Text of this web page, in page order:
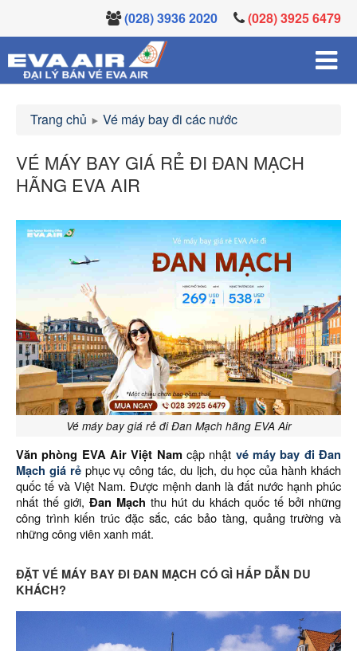
(028) 3936 2020 (028) 3925 6479
Trang chủ Vé máy bay đi các nước
VÉ MÁY BAY GIÁ RẺ ĐI ĐAN MẠCH
HÃNG EVA AIR
Vé máy bay giá rẻ đi Đan Mạch hãng EVA Air
Văn phòng EVA Air Việt Nam cập nhật vé máy bay đi Đan
Mạch giá rẻphục vụ công tác, du lịch, du học của hành khách
quốc tế và Việt Nam. Được mệnh danh là đất nước hạnh phúc
nhất thế giới, Đan Mạch thu hút du khách quốc tế bởi những
công trình kiến trúc đặc sắc, các bảo tàng, quảng trường và
những công viên xanh mát.
ĐẶT VÉ MÁY BAY ĐI ĐAN MẠCH CÓ GÌ HẤP DẪN DU
KHÁCH?